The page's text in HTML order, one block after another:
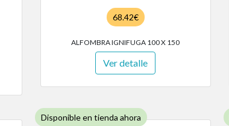
68.42€
ALFOMBRA IGNIFUGA 100 X 150
Ver detalle
Disponible en tienda ahora